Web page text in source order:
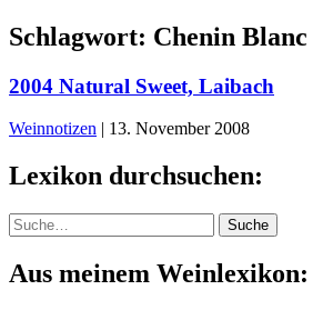
Schlagwort: Chenin Blanc
2004 Natural Sweet, Laibach
Weinnotizen | 13. November 2008
Lexikon durchsuchen:
Suche Suche
Aus meinem Weinlexikon: